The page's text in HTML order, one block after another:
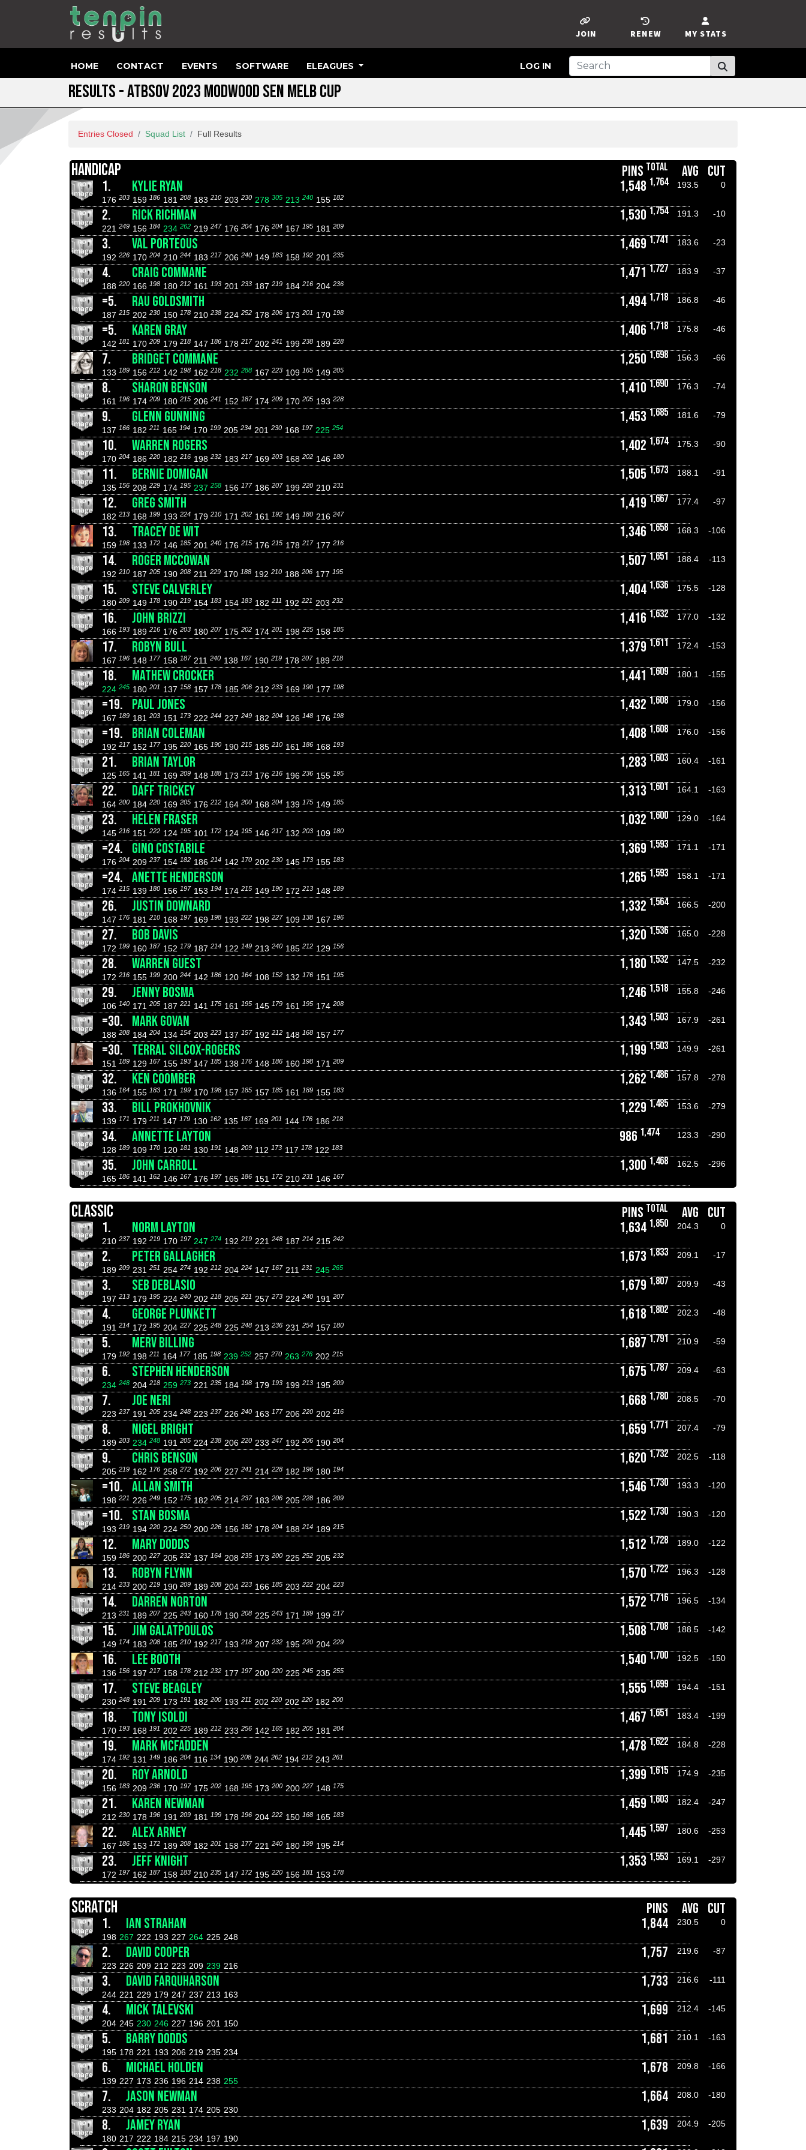
MY STATS
RENEW
JOIN
HOME CONTACT EVENTS SOFTWARE ELEAGUES LOG IN
RESULTS - ATBSOV 2023 MODWOOD SEN MELB CUP
Entries Closed Squad List Full Results
HANDICAP PINS TOTAL AVG CUT
1.
KYLIE RYAN 1,548 1,764 193.5
0
176 203 159 186 181 208 183 210 203 230 278 305 213 240 155 182
2. RICK RICHMAN 1,530 1,754 191.3
-10
221 249 156 184 234 262 219 247 176 204 176 204 167 195 181 209
3. VAL PORTEOUS 1,469 1,741 183.6
-23
192 226 170 204 210 244 183 217 206 240 149 183 158 192 201 235
4. CRAIG COMMANE 1,471 1,727 183.9
-37
188 220 166 198 180 212 161 193 201 233 187 219 184 216 204 236
=5. RAU GOLDSMITH 1,494 1,718 186.8
-46
187 215 202 230 150 178 210 238 224 252 178 206 173 201 170 198
=5. KAREN GRAY 1,406 1,718 175.8
-46
142 181 170 209 179 218 147 186 178 217 202 241 199 238 189 228
7. BRIDGET COMMANE 1,250 1,698 156.3
-66
133 189 156 212 142 198 162 218 232 288 167 223 109 165 149 205
8. SHARON BENSON 1,410 1,690 176.3
-74
161
196 174 209 180 215 206 241 152 187 174 209 170 205 193 228
9. GLENN GUNNING 1,453 1,685 181.6
-79
137 166 182 211 165 194 170 199 205 234 201 230 168 197 225 254
10. WARREN ROGERS 1,402 1,674 175.3
-90
170 204 186 220 182 216 198 232 183 217 169 203 168 202 146 180
11. BERNIE DOMIGAN 1,505 1,673 188.1
-91
135 156 208 229 174 195 237 258 156 177 186 207 199 220 210 231
12. GREG SMITH 1,419 1,667 177.4
-97
182 213 168 199 193 224 179 210 171 202 161 192 149 180 216 247
13. TRACEY DE WIT 1,346 1,658 168.3
-106
159 198 133 172 146 185 201 240 176 215 176 215 178 217 177 216
14. ROGER MCCOWAN 1,507 1,651 188.4
-113
192 210 187 205 190 208 211 229 170 188 192 210 188 206 177 195
15. STEVE CALVERLEY 1,404 1,636 175.5
-128
180 209 149 178 190 219 154 183 154 183 182 211 192 221 203 232
16. JOHN BRIZZI 1,416 1,632 177.0
-132
166 193 189 216 176 203 180 207 175 202 174 201 198 225 158 185
17. ROBYN BULL 1,379 1,611 172.4
-153
167 196 148 177 158 187 211 240 138 167 190 219 178 207 189 218
18. MATHEW CROCKER 1,441 1,609 180.1
-155
224 245 180 201 137 158 157 178 185 206 212 233 169 190 177 198
=19. PAUL JONES 1,432 1,608 179.0
-156
167 189 181 203 151 173 222 244 227 249 182 204 126 148 176 198
=19. BRIAN COLEMAN 1,408 1,608 176.0
-156
192 217 152 177 195 220 165 190 190 215 185 210 161 186 168 193
21. BRIAN TAYLOR 1,283 1,603 160.4
-161
125 165 141 181 169 209 148 188 173 213 176 216 196 236 155 195
22. DAFF TRICKEY 1,313 1,601 164.1
-163
164 200 184 220 169 205 176 212 164 200 168 204 139 175 149 185
23. HELEN FRASER 1,032 1,600 129.0
-164
145 216 151 222 124 195 101 172 124 195 146 217 132 203 109 180
=24. GINO COSTABILE 1,369 1,593 171.1
-171
176 204 209 237 154 182 186 214 142 170 202 230 145 173 155 183
=24. ANETTE HENDERSON 1,265 1,593 158.1
-171
174 215 139 180 156 197 153 194 174 215 149 190 172 213 148 189
26. JUSTIN DOWNARD 1,332 1,564 166.5
-200
147 176 181 210 168 197 169 198 193 222 198 227 109 138 167 196
27. BOB DAVIS 1,320 1,536 165.0
-228
172 199 160 187 152 179 187 214 122 149 213 240 185 212 129 156
28. WARREN GUEST 1,180 1,532 147.5
-232
172 216 155 199 200 244 142 186 120 164 108 152 132 176 151 195
29. JENNY BOSMA 1,246 1,518 155.8
-246
106 140 171 205 187 221 141 175 161 195 145 179 161 195 174 208
=30. MARK GOVAN 1,343 1,503 167.9
-261
188 208 184 204 134 154 203 223 137 157 192 212 148 168 157 177
=30. TERRAL SILCOX-ROGERS 1,199 1,503 149.9
-261
151
189 129 167 155 193 147 185 138 176 148 186 160 198 171 209
32. KEN COOMBER 1,262 1,486 157.8
-278
136 164 155 183 171 199 170 198 157 185 157 185 161 189 155 183
33. BILL PROKHOVNIK 1,229 1,485 153.6
-279
139 171 179 211 147 179 130 162 135 167 169 201 144 176 186 218
34. ANNETTE LAYTON 986 1,474 123.3
-290
128 189 109 170 120 181 130 191 148 209 112 173 117 178 122 183
35. JOHN CARROLL 1,300 1,468 162.5
-296
165 186 141 162 146 167 176 197 165 186 151 172 210 231 146 167
CLASSIC PINS TOTAL AVG CUT
1.
NORM LAYTON 1,634 1,850 204.3
0
210 237 192 219 170 197 247 274 192 219 221 248 187 214 215 242
2. PETER GALLAGHER 1,673 1,833 209.1
-17
189 209 231 251 254 274 192 212 204 224 147 167 211 231 245 265
3. SEB DEBLASIO 1,679 1,807 209.9
-43
197 213 179 195 224 240 202 218 205 221 257 273 224 240 191 207
4. GEORGE PLUNKETT 1,618 1,802 202.3
-48
191 214 172 195 204 227 225 248 225 248 213 236 231 254 157 180
5. MERV BILLING 1,687 1,791 210.9
-59
179 192 198 211 164 177 185 198 239 252 257 270 263 276 202 215
6. STEPHEN HENDERSON 1,675 1,787 209.4
-63
234 248 204 218 259 273 221 235 184 198 179 193 199 213 195 209
7. JOE NERI 1,668 1,780 208.5
-70
223 237 191 205 234 248 223 237 226 240 163 177 206 220 202 216
8. NIGEL BRIGHT 1,659 1,771 207.4
-79
189 203 234 248 191 205 224 238 206 220 233 247 192 206 190 204
9. CHRIS BENSON 1,620 1,732 202.5
-118
205 219 162 176 258 272 192 206 227 241 214 228 182 196 180 194
=10. ALLAN SMITH 1,546 1,730 193.3
-120
198 221 226 249 152 175 182 205 214 237 183 206 205 228 186 209
=10. STAN BOSMA 1,522 1,730 190.3
-120
193 219 194 220 224 250 200 226 156 182 178 204 188 214 189 215
12. MARY DODDS 1,512 1,728 189.0
-122
159 186 200 227 205 232 137 164 208 235 173 200 225 252 205 232
13. ROBYN FLYNN 1,570 1,722 196.3
-128
214 233 200 219 190 209 189 208 204 223 166 185 203 222 204 223
14. DARREN NORTON 1,572 1,716 196.5
-134
213 231 189 207 225 243 160 178 190 208 225 243 171 189 199 217
15. JIM GALATPOULOS 1,508 1,708 188.5
-142
149 174 183 208 185 210 192 217 193 218 207 232 195 220 204 229
16. LEE BOOTH 1,540 1,700 192.5
-150
136 156 197 217 158 178 212 232 177 197 200 220 225 245 235 255
17. STEVE BEAGLEY 1,555 1,699 194.4
-151
230 248 191 209 173 191 182 200 193 211 202 220 202 220 182 200
18. TONY ISOLDI 1,467 1,651 183.4
-199
170 193 168 191 202 225 189 212 233 256 142 165 182 205 181 204
19. MARK MCFADDEN 1,478 1,622 184.8
-228
174 192 131 149 186 204 116 134 190 208 244 262 194 212 243 261
20. ROY ARNOLD 1,399 1,615 174.9
-235
156 183 209 236 170 197 175 202 168 195 173 200 200 227 148 175
21. KAREN NEWMAN 1,459 1,603 182.4
-247
212 230 178 196 191 209 181 199 178 196 204 222 150 168 165 183
22. ALEX ARNEY 1,445 1,597 180.6
-253
167 186 153 172 189 208 182 201 158 177 221 240 180 199 195 214
23. JEFF KNIGHT 1,353 1,553 169.1
-297
172 197 162 187 158 183 210 235 147 172 195 220 156 181 153 178
SCRATCH PINS AVG CUT
1.
IAN STRAHAN 1,844 230.5
0
198 267 222 193 227 264 225 248
2. DAVID COOPER 1,757 219.6
-87
223 226 209 212 223 209 239 216
3. DAVID FARQUHARSON 1,733 216.6
-111
244 221 229 179 247 237 213 163
4. MICK TALEVSKI 1,699 212.4
-145
204 245 230 246 227 196 201 150
5. BARRY DODDS 1,681 210.1
-163
195 178 221 193 206 219 235 234
6. MICHAEL HOLDEN 1,678 209.8
-166
139 227 173 236 196 214 238 255
7. JASON NEWMAN 1,664 208.0
-180
233 204 182 205 231 174 205 230
8. JAMEY RYAN 1,639 204.9
-205
180 217 222 184 215 234 197 190